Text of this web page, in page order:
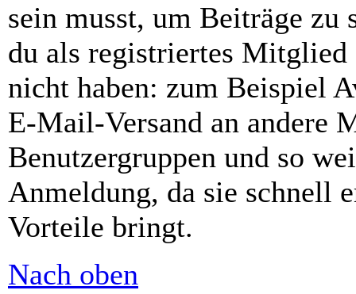
sein musst, um Beiträge
du als registriertes Mitglied
nicht haben: zum Beispiel
E-Mail-Versand an andere
Benutzergruppen und so
Anmeldung, da sie schnell
Vorteile bringt.
Nach oben